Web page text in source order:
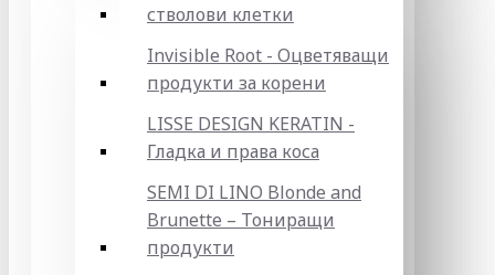
стволови клетки
Invisible Root - Оцветяващи
продукти за корени
LISSE DESIGN KERATIN -
Гладка и права коса
SEMI DI LINO Blonde and
Brunette – Тониращи
продукти